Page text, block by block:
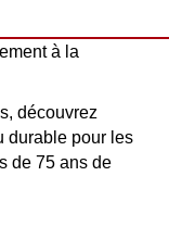
à la
découvrez
durable pour les
de 75 ans de